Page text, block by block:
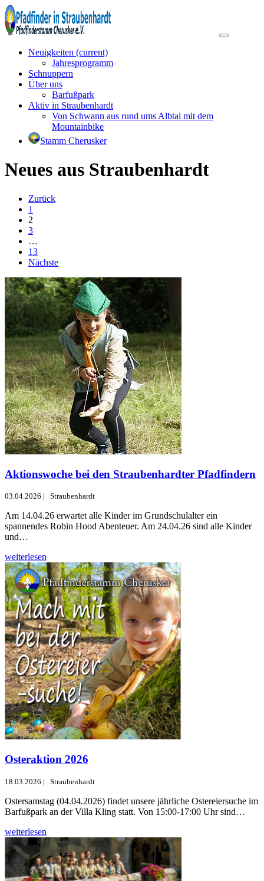
Neuigkeiten (current)
Jahresprogramm
Schnuppern
Über uns
Barfußpark
Aktiv in Straubenhardt
Von Schwann aus rund ums Albtal mit dem
Mountainbike
Stamm Cherusker
Neues aus Straubenhardt
Zurück
1
2
3
…
13
Nächste
Aktionswoche bei den Straubenhardter Pfadfindern
03.04.2026 | Straubenhardt
Am 14.04.26 erwartet alle Kinder im Grundschulalter ein
spannendes Robin Hood Abenteuer. Am 24.04.26 sind alle Kinder
und…
weiterlesen
Osteraktion 2026
18.03.2026 | Straubenhardt
Ostersamstag (04.04.2026) findet unsere jährliche Ostereiersuche im
Barfußpark an der Villa Kling statt. Von 15:00-17:00 Uhr sind…
weiterlesen